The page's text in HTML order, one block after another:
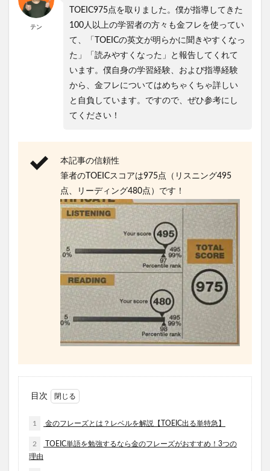
テン
TOEIC975点を取りました。僕が指導してきた
100人以上の学習者の方々も金フレを使ってい
て、「TOEICの英文が明らかに聞きやすくなっ
た」「読みやすくなった」と報告してくれて
います。僕自身の学習経験、および指導経験
から、金フレについてはめちゃくちゃ詳しい
と自負しています。ですので、ぜひ参考にし
てください！
本記事の信頼性
筆者のTOEICスコアは975点（リスニング495
点、リーディング480点）です！
目次
1 金のフレーズとは？レベルを解説【TOEIC出る単特急】
2
TOEIC単語を勉強するなら金のフレーズがおすすめ！3つの
理由